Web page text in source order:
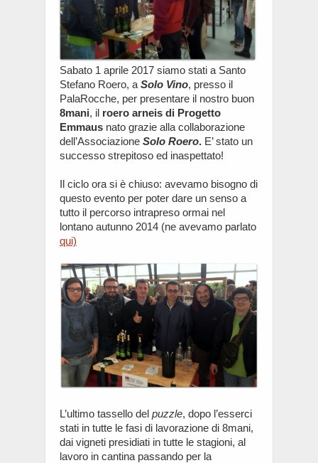
Sabato 1 aprile 2017 siamo stati a Santo
Stefano Roero, a Solo Vino, presso il
PalaRocche, per presentare il nostro buon
8mani, il roero arneis di Progetto
Emmaus nato grazie alla collaborazione
dell’Associazione Solo Roero. E’ stato un
successo strepitoso ed inaspettato!
Il ciclo ora si è chiuso: avevamo bisogno di
questo evento per poter dare un senso a
tutto il percorso intrapreso ormai nel
lontano autunno 2014 (ne avevamo parlato
qui)
L’ultimo tassello del puzzle, dopo l’esserci
stati in tutte le fasi di lavorazione di 8mani,
dai vigneti presidiati in tutte le stagioni, al
lavoro in cantina passando per la